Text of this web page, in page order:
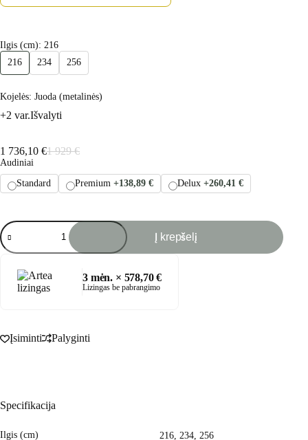
Ilgis (cm): 216
216
234 256
Kojelės: Juoda (metalinės)
+2 var.Išvalyti
1 929€
Original
was:
1
1 736,10 €
Current
is:
1
Audiniai
Standard
Premium +138,89 € Delux +260,41 €
produkto
kiekis:
GROOVY
Į krepšelį
3mėn. × 578,70 €
Lizingas be pabrangimo
Įsiminti Palyginti
Specifikacija
Ilgis (cm) 216, 234, 256